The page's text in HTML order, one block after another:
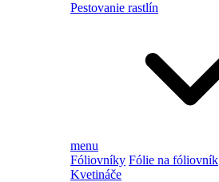
Pestovanie rastlín
menu
Fóliovníky Fólie na fóliovník
Kvetináče